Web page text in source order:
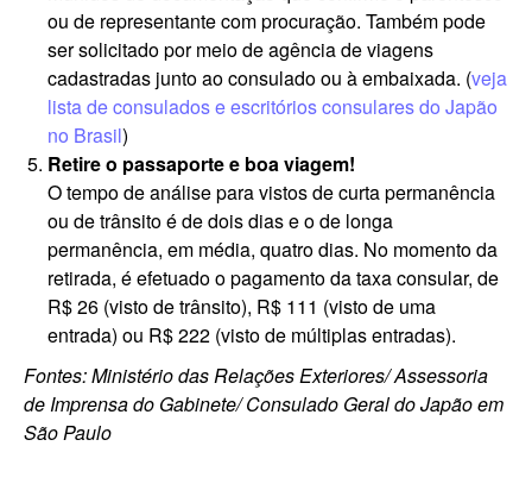
ou de representante com procuração. Também pode
ser solicitado por meio de agência de viagens
cadastradas junto ao consulado ou à embaixada. (veja
lista de consulados e escritórios consulares do Japão
no Brasil)
Retire o passaporte e boa viagem!
O tempo de análise para vistos de curta permanência
ou de trânsito é de dois dias e o de longa
permanência, em média, quatro dias. No momento da
retirada, é efetuado o pagamento da taxa consular, de
R$ 26 (visto de trânsito), R$ 111 (visto de uma
entrada) ou R$ 222 (visto de múltiplas entradas).
Fontes: Ministério das Relações Exteriores/ Assessoria
de Imprensa do Gabinete/ Consulado Geral do Japão em
São Paulo